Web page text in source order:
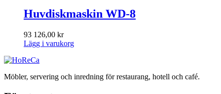
Huvdiskmaskin WD-8
93 126,00 kr
Lägg i varukorg
Möbler, servering och inredning för restaurang, hotell och café.